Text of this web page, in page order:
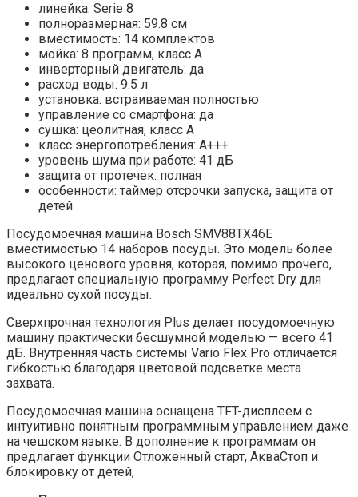
линейка: Serie 8
полноразмерная: 59.8 см
вместимость: 14 комплектов
мойка: 8 программ, класс A
инверторный двигатель: да
расход воды: 9.5 л
установка: встраиваемая полностью
управление со смартфона: да
сушка: цеолитная, класс A
класс энергопотребления: A+++
уровень шума при работе: 41 дБ
защита от протечек: полная
особенности: таймер отсрочки запуска, защита от
детей
Посудомоечная машина Bosch SMV88TX46E
вместимостью 14 наборов посуды. Это модель более
высокого ценового уровня, которая, помимо прочего,
предлагает специальную программу Perfect Dry для
идеально сухой посуды.
Сверхпрочная технология Plus делает посудомоечную
машину практически бесшумной моделью — всего 41
дБ. Внутренняя часть системы Vario Flex Pro отличается
гибкостью благодаря цветовой подсветке места
захвата.
Посудомоечная машина оснащена TFT-дисплеем с
интуитивно понятным программным управлением даже
на чешском языке. В дополнение к программам он
предлагает функции Отложенный старт, АкваСтоп и
блокировку от детей,